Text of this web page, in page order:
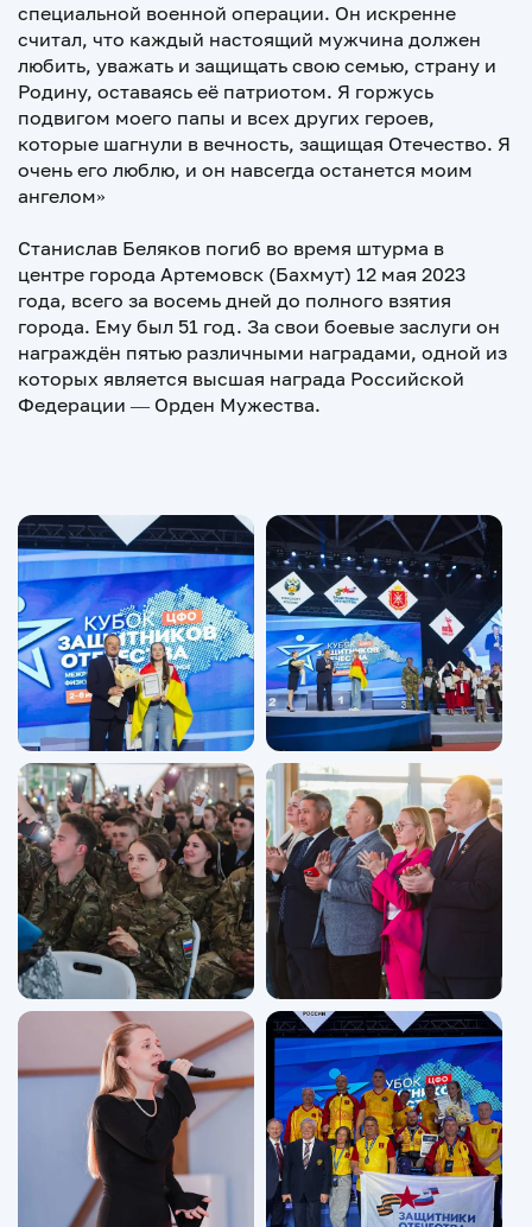
специальной военной операции. Он искренне
считал, что каждый настоящий мужчина должен
любить, уважать и защищать свою семью, страну и
Родину, оставаясь её патриотом. Я горжусь
подвигом моего папы и всех других героев,
которые шагнули в вечность, защищая Отечество. Я
очень его люблю, и он навсегда останется моим
ангелом»
Станислав Беляков погиб во время штурма в
центре города Артемовск (Бахмут) 12 мая 2023
года, всего за восемь дней до полного взятия
города. Ему был 51 год. За свои боевые заслуги он
награждён пятью различными наградами, одной из
которых является высшая награда Российской
Федерации — Орден Мужества.